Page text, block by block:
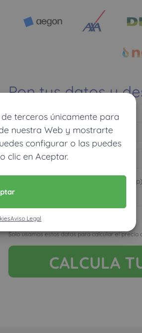
terceros únicamente para
nuestra Web y mostrarte
configurar o las puedes
clic en Aceptar.
Aviso Legal
Pon tus datos y
dinero ahorrarías
Móvil (Enviamos resultados vía WhatsApp)
Acepto la nota legal y RGPD
Solo usamos estos datos para calcular el precio
CALCULA